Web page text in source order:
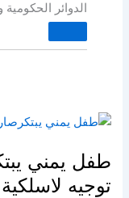
الدوائر
طفل يمني
توجيه لاسلكية